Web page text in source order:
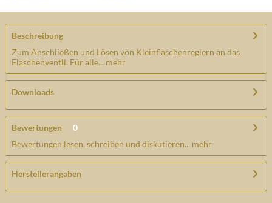
Beschreibung
Zum Anschließen und Lösen von Kleinflaschenreglern an das
Flaschenventil. Für alle... mehr
Downloads
Bewertungen
0
Bewertungen lesen, schreiben und diskutieren... mehr
Herstellerangaben